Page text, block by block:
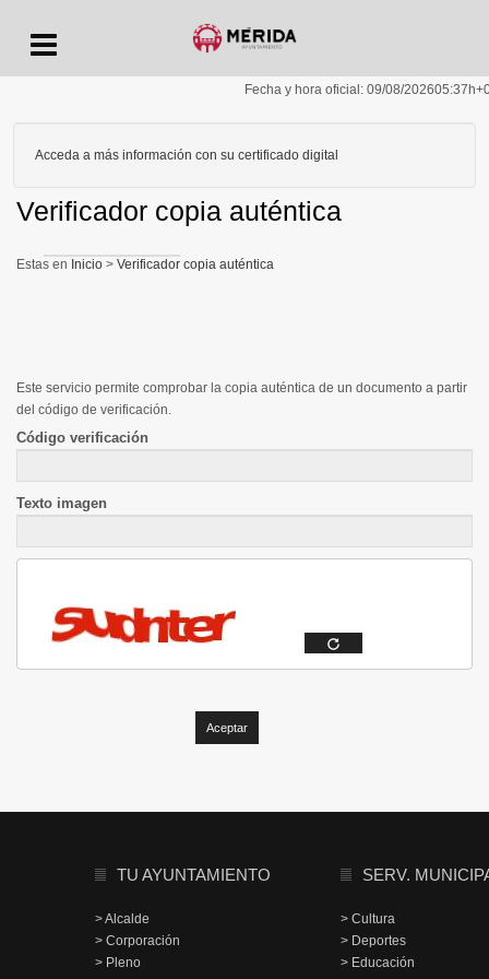
Fecha y hora oficial: 09/08/202605:37h
Acceda a más información con su certificado digital
Inicio > Verificador copia auténtica
Verificador copia auténtica
Este servicio permite comprobar la copia auténtica de un documento a partir
del código de verificación.
Código verificación
Texto imagen
TU AYUNTAMIENTO
> Alcalde
> Corporación
> Pleno
SERV.
> Cultura
> Deportes
> Educación